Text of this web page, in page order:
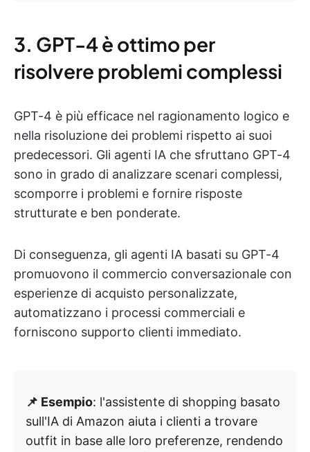
3. GPT-4 è ottimo per
risolvere problemi complessi
GPT-4 è più efficace nel ragionamento logico e
nella risoluzione dei problemi rispetto ai suoi
predecessori. Gli agenti IA che sfruttano GPT-4
sono in grado di analizzare scenari complessi,
scomporre i problemi e fornire risposte
strutturate e ben ponderate.
Di conseguenza, gli agenti IA basati su GPT-4
promuovono il commercio conversazionale con
esperienze di acquisto personalizzate,
automatizzano i processi commerciali e
forniscono supporto clienti immediato.
📌 Esempio: l'assistente di shopping basato
sull'IA di Amazon aiuta i clienti a trovare
outfit in base alle loro preferenze, rendendo